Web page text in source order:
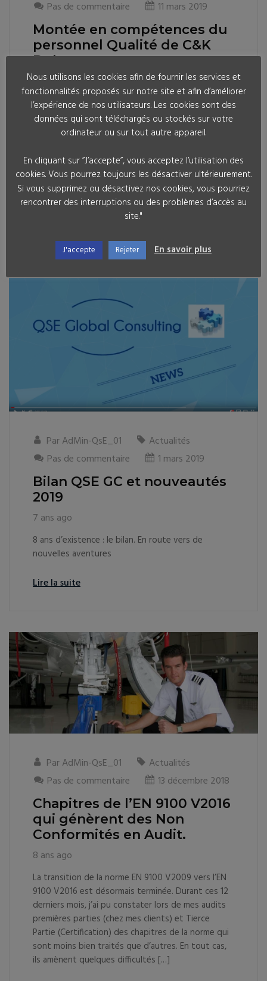
Pas de commentaire 11 mars 2019
Montée en compétences du
personnel Qualité de C&K
Dole
7 ans ago
#QSEGlobalConsulting est fière d’avoir pu
accompagner la montée en compétences du
personnel Qualité de C&K Dole via une formation
9001.100 % des stagiaires ont été satisfaits en fin
de formation. Merci à Adeline, Milène, Mohamed,
Cédric, Gilles, Eric et Patrick pour votre
implication.Formation en 1 ou 2 […]
ParAdMin-QsE_01
Actualités
Pas de commentaire
1 mars 2019
Bilan QSE GC et nouveautés
2019
7 ans ago
8 ans d’existence : le bilan. En route vers de
nouvelles aventures
Lire la suite
ParAdMin-QsE_01
Actualités
Pas de commentaire
13 décembre 2018
Chapitres de l’EN 9100 V2016
qui génèrent des Non
Conformités en Audit.
8 ans ago
La transition de la norme EN 9100 V2009 vers l’EN
9100 V2016 est désormais terminée. Durant ces 12
derniers mois, j’ai pu constater lors de mes audits
premières parties (chez mes clients) et Tierce
Partie (Certification) des chapitres de la norme qui
sont moins bien traités que d’autres. En tout cas,
ils amènent quelques difficultés […]
Nous utilisons les cookies afin de fournir les services et
fonctionnalités proposés sur notre site et afin d’améliorer
l’expérience de nos utilisateurs. Les cookies sont des
données qui sont téléchargés ou stockés sur votre
ordinateur ou sur tout autre appareil.
En cliquant sur ”J’accepte”, vous acceptez l’utilisation des
cookies. Vous pourrez toujours les désactiver ultérieurement.
Si vous supprimez ou désactivez nos cookies, vous pourriez
rencontrer des interruptions ou des problèmes d’accès au
site."
J'accepte Rejeter En savoir plus